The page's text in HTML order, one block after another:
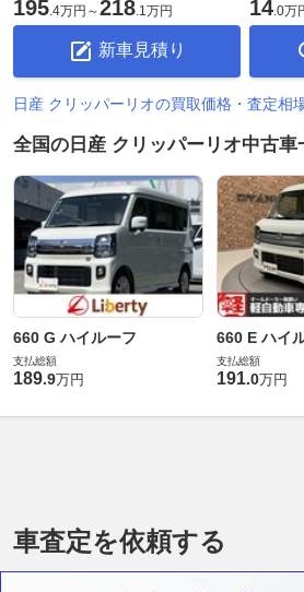
195.4万円 ～218.1万円
新車見積り
14.0万
日産 クリッパーリオの買取価格・査定相
全国の日産 クリッパーリオ中古車
660 G ハイルーフ
支払総額
189.9万円
660 E ハイ
支払総額
191.0万円
車査定を依頼する